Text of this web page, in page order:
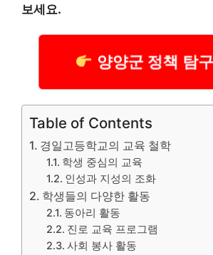
보세요.
양양군 정책 탐구
Table of Contents
경일고등학교의 교육 철학
학생 중심의 교육
인성과 지성의 조화
학생들의 다양한 활동
동아리 활동
진로 교육 프로그램
사회 봉사 활동